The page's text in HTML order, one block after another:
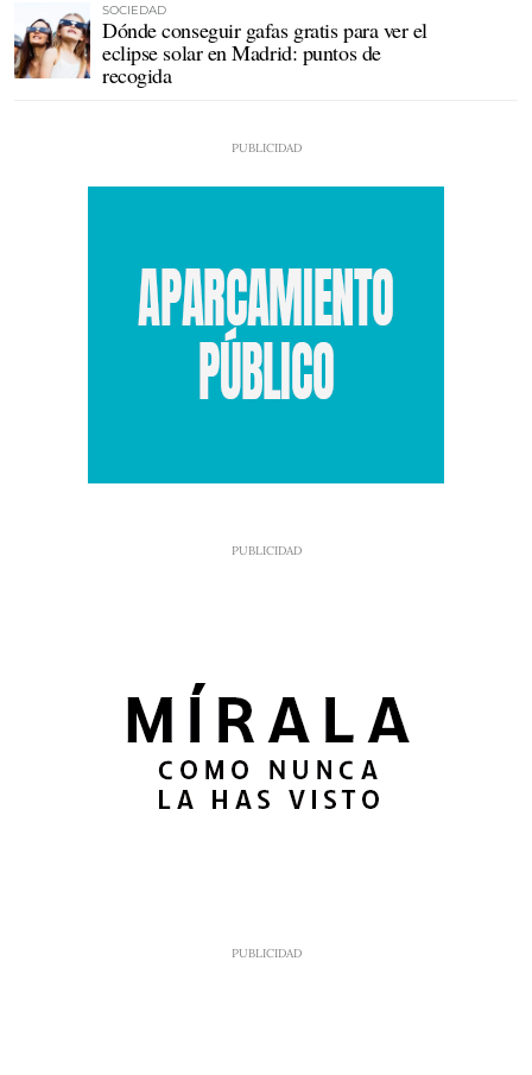
SOCIEDAD
Dónde conseguir gafas gratis para ver el
eclipse solar en Madrid: puntos de
recogida